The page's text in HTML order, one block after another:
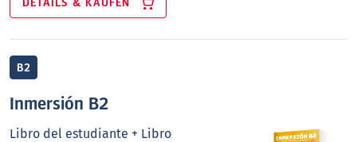
DETAILS & KAUFEN
B2
Inmersión B2
Libro del estudiante + Libro